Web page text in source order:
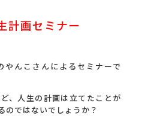
計画セミナー
んこさんによるセミナーで
、人生の計画は立てたことが
のではないでしょうか？